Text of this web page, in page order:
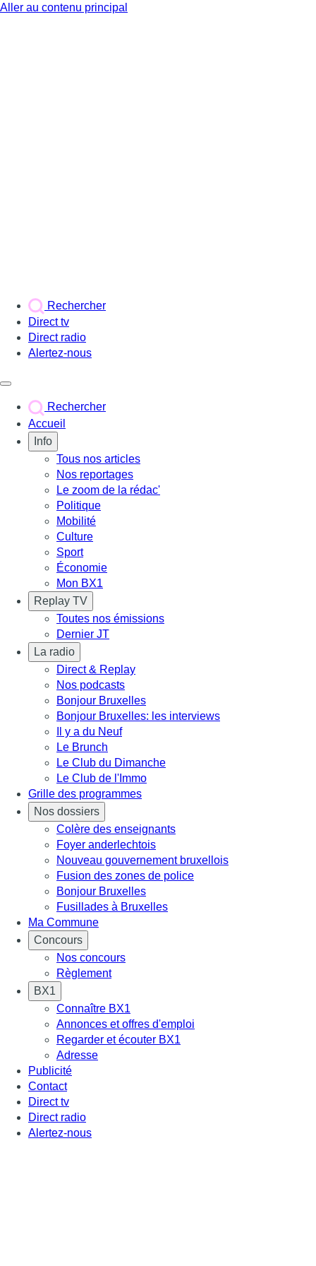
Aller au contenu principal
Rechercher
Direct tv
Direct radio
Alertez-nous
Rechercher
Accueil
Info
Tous nos articles
Nos reportages
Le zoom de la rédac'
Politique
Mobilité
Culture
Sport
Économie
Mon BX1
Replay TV
Toutes nos émissions
Dernier JT
La radio
Direct & Replay
Nos podcasts
Bonjour Bruxelles
Bonjour Bruxelles: les interviews
Il y a du Neuf
Le Brunch
Le Club du Dimanche
Le Club de l'Immo
Grille des programmes
Nos dossiers
Colère des enseignants
Foyer anderlechtois
Nouveau gouvernement bruxellois
Fusion des zones de police
Bonjour Bruxelles
Fusillades à Bruxelles
Ma Commune
Concours
Nos concours
Règlement
BX1
Connaître BX1
Annonces et offres d'emploi
Regarder et écouter BX1
Adresse
Publicité
Contact
Direct tv
Direct radio
Alertez-nous